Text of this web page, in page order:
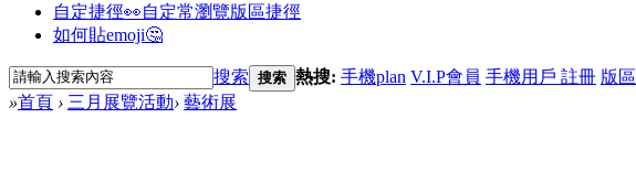
自定捷徑👀自定常瀏覽版區捷徑
如何貼emoji🤔
搜索 搜索 熱搜: 手機plan V.I.P會員 手機用戶 註冊 版
»首頁 › 三月展覽活動› 藝術展